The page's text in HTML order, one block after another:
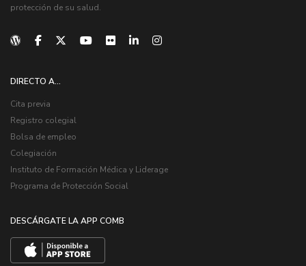
protección de su salud.
DIRECTO A...
Cita previa
Registro colegial
Bolsa de empleo
Colegiación
Instituto de Formación Médica y Liderage
Programa de Protección Social
DESCÁRGATE LA APP COMB